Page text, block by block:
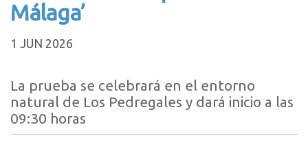
Málaga’
1 JUN 2026
La prueba se celebrará en el entorno
natural de Los Pedregales y dará inicio a las
09:30 horas